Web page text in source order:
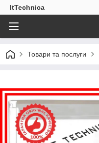
ItTechnica
Товари та послуги